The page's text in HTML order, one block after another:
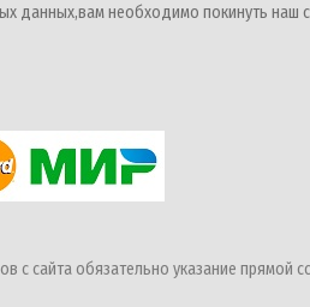
данных,вам необходимо покинуть наш
с сайта обязательно указание прямой